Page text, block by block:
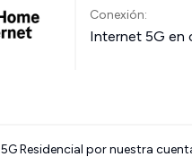
Conexión:
Internet 5G en
Residencial por nuestra